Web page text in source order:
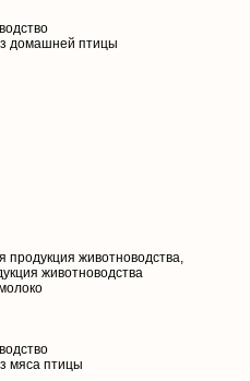
домашней птицы
продукция животноводства,
животноводства
мяса птицы